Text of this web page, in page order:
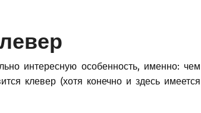
интересную особенность, именно: чем
клевер (хотя конечно и здесь имеется